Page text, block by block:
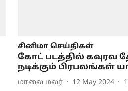
சினிமா செய்திகள்
கோட் படத்தில் கவுரவ
நடிக்கும் பிரபலங்கள்
மாலை மலர் 12 May 2024 1